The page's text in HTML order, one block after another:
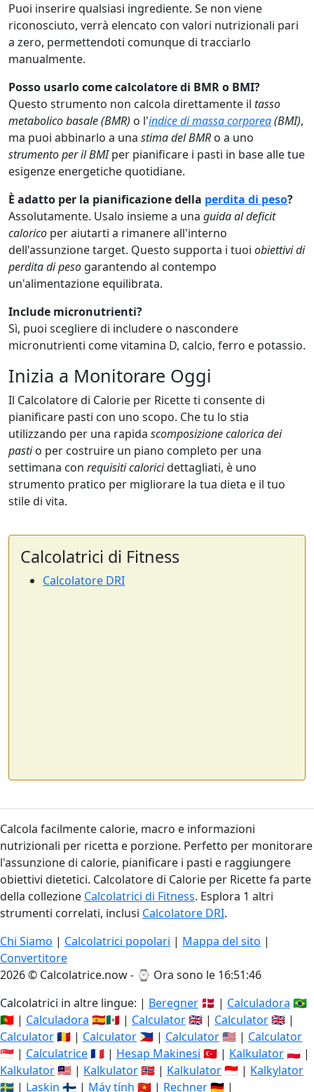
Puoi inserire qualsiasi ingrediente. Se non viene
riconosciuto, verrà elencato con valori nutrizionali pari
a zero, permettendoti comunque di tracciarlo
manualmente.
Posso usarlo come calcolatore di BMR o BMI?
Questo strumento non calcola direttamente il tasso
metabolico basale (BMR) o l'indice di massa corporea(BMI),
ma puoi abbinarlo a una stima del BMR o a uno
strumento per il BMIper pianificare i pasti in base alle tue
esigenze energetiche quotidiane.
È adatto per la pianificazione della perdita di peso?
Assolutamente. Usalo insieme a una guida al deficit
calorico per aiutarti a rimanere all'interno
dell'assunzione target. Questo supporta i tuoi obiettivi di
perdita di peso garantendo al contempo
un'alimentazione equilibrata.
Include micronutrienti?
Sì, puoi scegliere di includere o nascondere
micronutrienti come vitamina D, calcio, ferro e potassio.
Inizia a Monitorare Oggi
Il Calcolatore di Calorie per Ricette ti consente di
pianificare pasti con uno scopo. Che tu lo stia
utilizzando per una rapida scomposizione calorica dei
pastio per costruire un piano completo per una
settimana con requisiti caloricidettagliati, è uno
strumento pratico per migliorare la tua dieta e il tuo
stile di vita.
Calcolatrici di Fitness
Calcolatore DRI
Calcola facilmente calorie, macro e informazioni
nutrizionali per ricetta e porzione. Perfetto per monitorare
l'assunzione di calorie, pianificare i pasti e raggiungere
obiettivi dietetici. Calcolatore di Calorie per Ricette fa parte
della collezione Calcolatrici di Fitness. Esplora 1 altri
strumenti correlati, inclusi Calcolatore DRI.
Chi Siamo | Calcolatrici popolari | Mappa del sito |
Convertitore
2026 © Calcolatrice.now - ⌚ Ora sono le 16:51:46
Calcolatrici in altre lingue: | Beregner 🇩🇰 | Calculadora 🇧🇷
🇵🇹 | Calculadora 🇪🇸🇲🇽 | Calculator🇬🇧 | Calculator🇬🇧 |
Calculator🇷🇴 | Calculator 🇵🇭 | Calculator🇺🇸 | Calculator
🇸🇬 | Calculatrice🇫🇷 | Hesap Makinesi 🇹🇷 | Kalkulator🇵🇱 |
Kalkulator🇲🇾 | Kalkulator🇳🇴 | Kalkulator🇮🇩 | Kalkylator
🇸🇪 | Laskin 🇫🇮 | Máy tính 🇻🇳 | Rechner🇩🇪 |